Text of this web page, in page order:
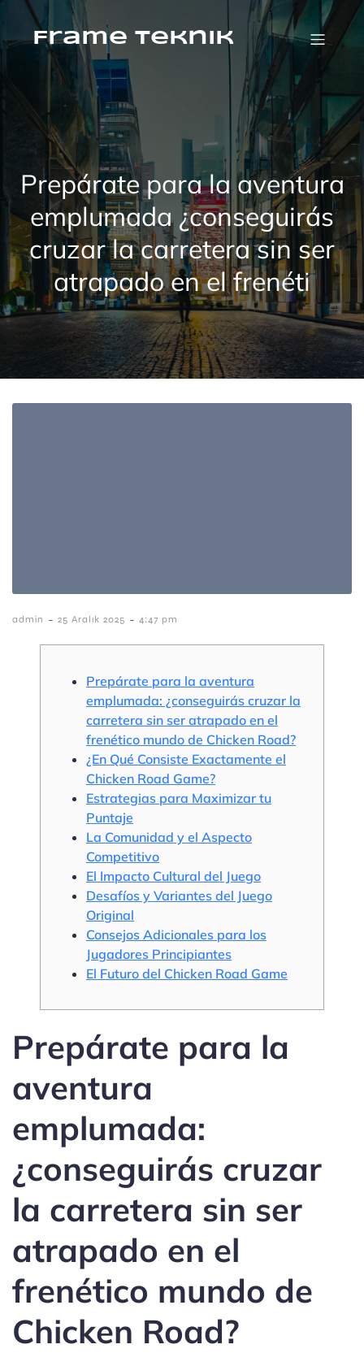
İçeriğe
Frame Teknik
Prepárate para la aventura
emplumada ¿conseguirás
cruzar la carretera sin ser
atrapado en el frenéti
admin - 25 Aralık 2025 - 4:47 pm
Prepárate para la aventura
emplumada: ¿conseguirás cruzar la
carretera sin ser atrapado en el
frenético mundo de Chicken Road?
¿En Qué Consiste Exactamente el
Chicken Road Game?
Estrategias para Maximizar tu
Puntaje
La Comunidad y el Aspecto
Competitivo
El Impacto Cultural del Juego
Desafíos y Variantes del Juego
Original
Consejos Adicionales para los
Jugadores Principiantes
El Futuro del Chicken Road Game
Prepárate para la
aventura
emplumada:
¿conseguirás cruzar
la carretera sin ser
atrapado en el
frenético mundo de
Chicken Road?